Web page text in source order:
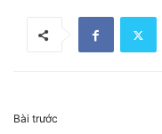
Bài trước